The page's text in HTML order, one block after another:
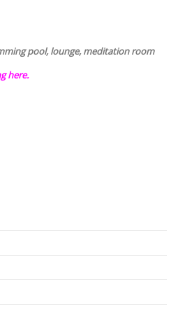
pool, lounge, meditation room
here.